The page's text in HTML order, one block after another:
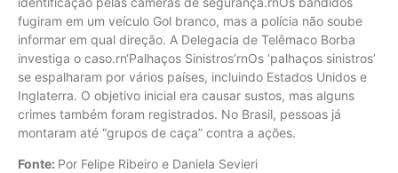
fugiram em um veículo Gol branco, mas a polícia não soube
informar em qual direção. A Delegacia de Telêmaco Borba
investiga o caso.rn‘Palhaços Sinistros’rnOs ‘palhaços sinistros’
se espalharam por vários países, incluindo Estados Unidos e
Inglaterra. O objetivo inicial era causar sustos, mas alguns
crimes também foram registrados. No Brasil, pessoas já
montaram até “grupos de caça” contra a ações.
Fonte: Por Felipe Ribeiro e Daniela Sevieri